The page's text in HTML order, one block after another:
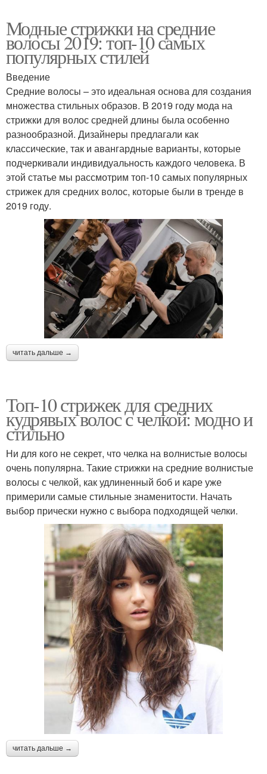
Модные стрижки на средние
волосы 2019: топ-10 самых
популярных стилей
Введение
Средние волосы – это идеальная основа для создания
множества стильных образов. В 2019 году мода на
стрижки для волос средней длины была особенно
разнообразной. Дизайнеры предлагали как
классические, так и авангардные варианты, которые
подчеркивали индивидуальность каждого человека. В
этой статье мы рассмотрим топ-10 самых популярных
стрижек для средних волос, которые были в тренде в
2019 году.
читать дальше →
Топ-10 стрижек для средних
кудрявых волос с челкой: модно и
стильно
Ни для кого не секрет, что челка на волнистые волосы
очень популярна. Такие стрижки на средние волнистые
волосы с челкой, как удлиненный боб и каре уже
примерили самые стильные знаменитости. Начать
выбор прически нужно с выбора подходящей челки.
читать дальше →